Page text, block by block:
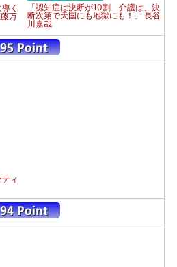
く
万
「認知症は決断が10割 介護は、決
断次第で天国にも地獄にも！」 長谷
川嘉哉
ィ